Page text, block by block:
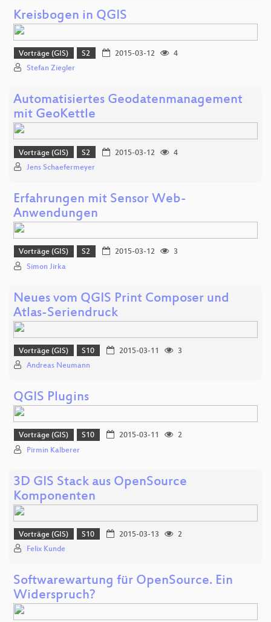
Kreisbogen in QGIS
Vorträge (GIS) S2 2015-03-12
4
Stefan Ziegler
Automatisiertes Geodatenmanagement
mit GeoKettle
Vorträge (GIS) S2 2015-03-12
4
Jens Schaefermeyer
Erfahrungen mit Sensor Web-
Anwendungen
Vorträge (GIS) S2 2015-03-12
3
Simon Jirka
Neues vom QGIS Print Composer und
Atlas-Seriendruck
Vorträge (GIS) S10 2015-03-11
3
Andreas Neumann
QGIS Plugins
Vorträge (GIS) S10 2015-03-11
2
Pirmin Kalberer
3D GIS Stack aus OpenSource
Komponenten
Vorträge (GIS) S10 2015-03-13
2
Felix Kunde
Softwarewartung für OpenSource. Ein
Widerspruch?